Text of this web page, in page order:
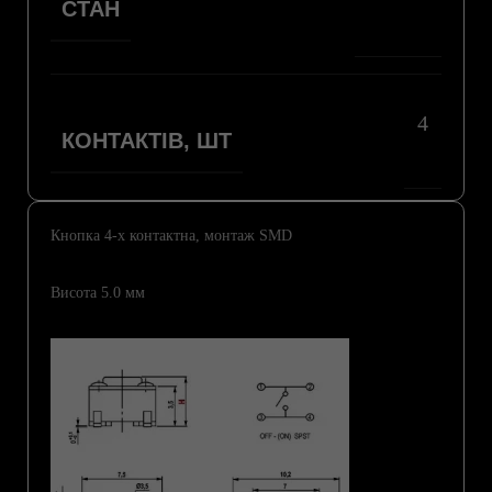
Кнопка 4-х контактна, монтаж SMD
Висота 5.0 мм
СТАН
КОНТАКТІВ, ШТ
4